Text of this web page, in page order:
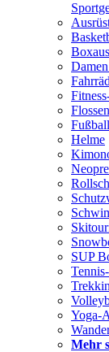
Helme
SUP
Yoga-
Mehr